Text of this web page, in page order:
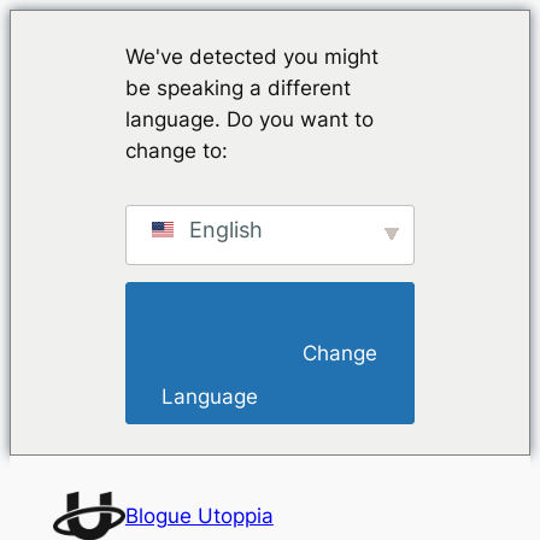
We've detected you might
be speaking a different
language. Do you want to
change to:
English
Language
Blogue Utoppia